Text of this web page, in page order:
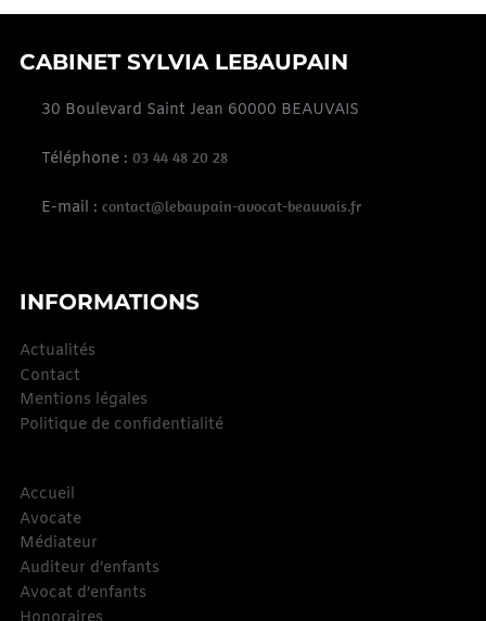
CABINET SYLVIA LEBAUPAIN
30 Boulevard Saint Jean 60000 BEAUVAIS
Téléphone : 03 44 48 20 28
E-mail : contact@lebaupain-avocat-beauvais.fr
INFORMATIONS
Actualités
Contact
Mentions légales
Politique de confidentialité
Accueil
Avocate
Médiateur
Auditeur d’enfants
Avocat d’enfants